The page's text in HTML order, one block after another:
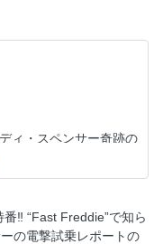
ィ・スペンサー奇跡の
を公道インプレ
馬レース初参戦にし
‼ “Fast Freddie”で知ら
の電撃試乗レポートの